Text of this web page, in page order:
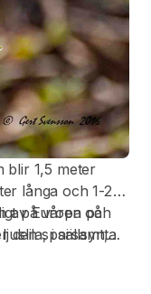
blir 1,5 meter
långa och 1-2
på våren på
i sällsynta
är ett klarrött
av Europa och
den sparsamt,